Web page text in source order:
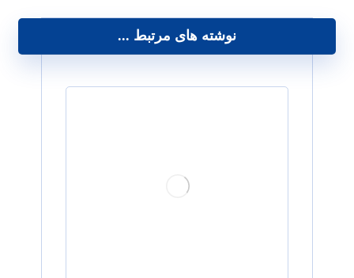
نوشته های مرتبط ...